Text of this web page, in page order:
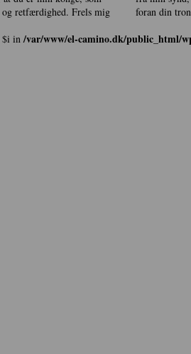
mig
foran din
$i in/var/www/el-camino.dk/public_html/